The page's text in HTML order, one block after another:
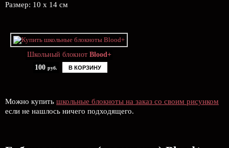
Размер: 10 x 14 см
Школьный блокнот Blood+
100 руб. В КОРЗИНУ
Можно купить школьные блокноты на заказ со своим рисунком
если не нашлось ничего подходящего.